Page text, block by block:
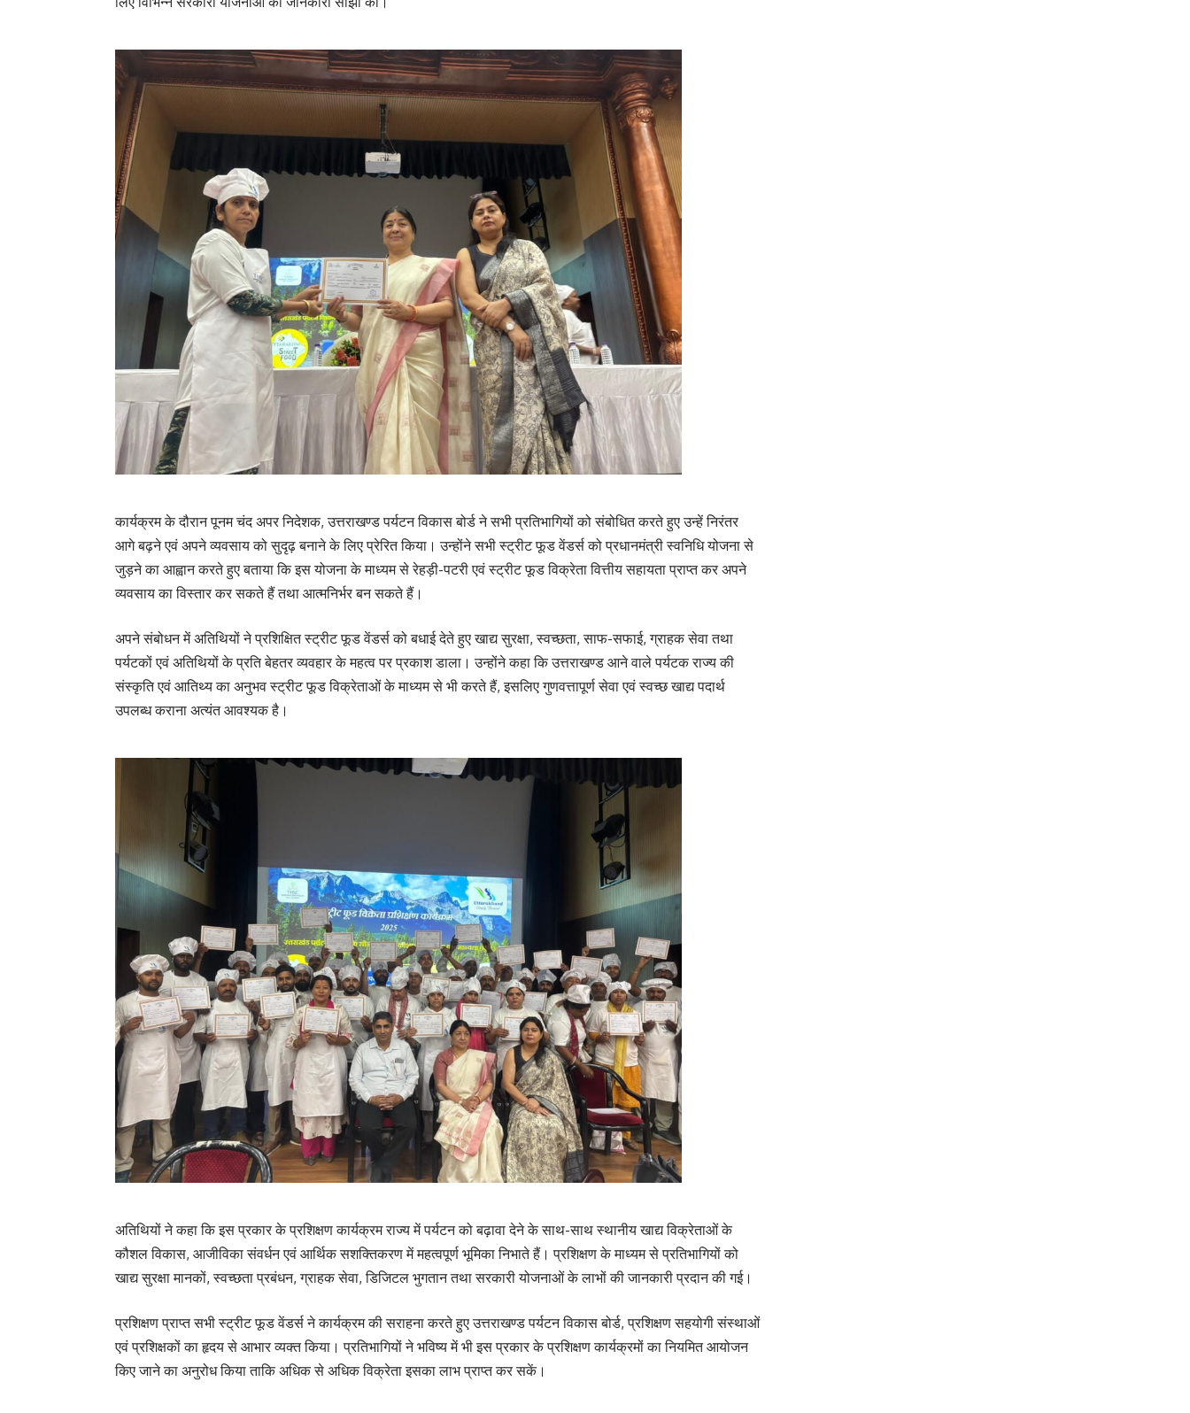
कार्यक्रम के दौरान पूनम चंद अपर निदेशक, उत्तराखण्ड पर्यटन विकास बोर्ड ने सभी प्रतिभागियों को संबोधित करते हुए उन्हें निरंतर
आगे बढ़ने एवं अपने व्यवसाय को सुदृढ़ बनाने के लिए प्रेरित किया। उन्होंने सभी स्ट्रीट फूड वेंडर्स को प्रधानमंत्री स्वनिधि योजना से
जुड़ने का आह्वान करते हुए बताया कि इस योजना के माध्यम से रेहड़ी-पटरी एवं स्ट्रीट फूड विक्रेता वित्तीय सहायता प्राप्त कर अपने
व्यवसाय का विस्तार कर सकते हैं तथा आत्मनिर्भर बन सकते हैं।
अपने संबोधन में अतिथियों ने प्रशिक्षित स्ट्रीट फूड वेंडर्स को बधाई देते हुए खाद्य सुरक्षा, स्वच्छता, साफ-सफाई, ग्राहक सेवा तथा
पर्यटकों एवं अतिथियों के प्रति बेहतर व्यवहार के महत्व पर प्रकाश डाला। उन्होंने कहा कि उत्तराखण्ड आने वाले पर्यटक राज्य की
संस्कृति एवं आतिथ्य का अनुभव स्ट्रीट फूड विक्रेताओं के माध्यम से भी करते हैं, इसलिए गुणवत्तापूर्ण सेवा एवं स्वच्छ खाद्य पदार्थ
उपलब्ध कराना अत्यंत आवश्यक है।
अतिथियों ने कहा कि इस प्रकार के प्रशिक्षण कार्यक्रम राज्य में पर्यटन को बढ़ावा देने के साथ-साथ स्थानीय खाद्य विक्रेताओं के
कौशल विकास, आजीविका संवर्धन एवं आर्थिक सशक्तिकरण में महत्वपूर्ण भूमिका निभाते हैं। प्रशिक्षण के माध्यम से प्रतिभागियों को
खाद्य सुरक्षा मानकों, स्वच्छता प्रबंधन, ग्राहक सेवा, डिजिटल भुगतान तथा सरकारी योजनाओं के लाभों की जानकारी प्रदान की गई।
प्रशिक्षण प्राप्त सभी स्ट्रीट फूड वेंडर्स ने कार्यक्रम की सराहना करते हुए उत्तराखण्ड पर्यटन विकास बोर्ड, प्रशिक्षण सहयोगी संस्थाओं
एवं प्रशिक्षकों का हृदय से आभार व्यक्त किया। प्रतिभागियों ने भविष्य में भी इस प्रकार के प्रशिक्षण कार्यक्रमों का नियमित आयोजन
किए जाने का अनुरोध किया ताकि अधिक से अधिक विक्रेता इसका लाभ प्राप्त कर सकें।